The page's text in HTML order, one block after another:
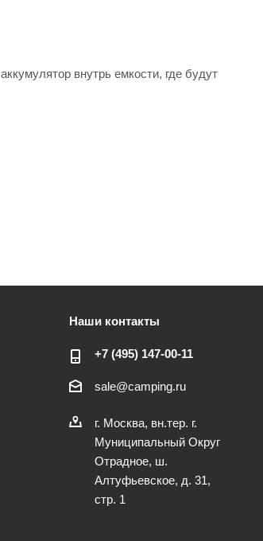
внутрь емкости, где будут
Наши контакты
+7 (495) 147-00-11
sale@camping.ru
г. Москва, вн.тер. г.
Муниципальный Округ
Отрадное, ш.
Алтуфьевское, д. 31,
стр. 1